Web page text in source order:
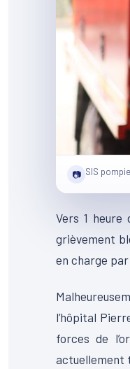
📷 SIS
Vers 1 heure
grièvement
en charge
l’hôpital
forces de
actuellement